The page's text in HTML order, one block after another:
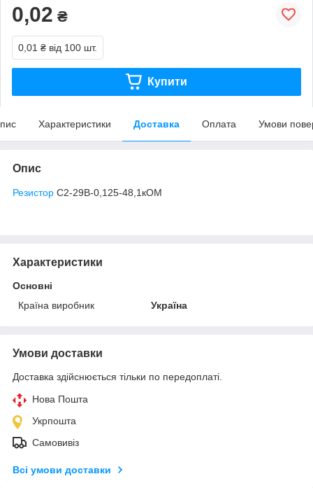
0,02 ₴
0,01 ₴ від 100 шт.
Купити
Характеристики Доставка Оплата Умови
Опис
Резистор С2-29В-0,125-48,1кОМ
Характеристики
Основні
Країна виробник
Україна
Умови доставки
Доставка здійснюється тільки по передоплаті.
Нова Пошта
Укрпошта
Самовивіз
Всі умови доставки